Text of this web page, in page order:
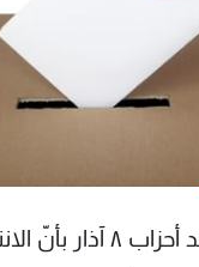
جزم مصدر في أحد أحزاب ٨